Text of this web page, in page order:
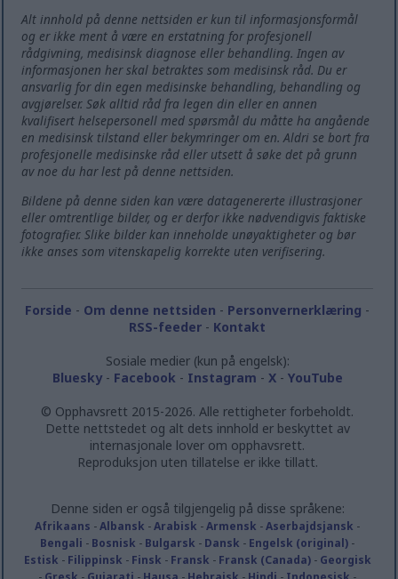
Alt innhold på denne nettsiden er kun til informasjonsformål
og er ikke ment å være en erstatning for profesjonell
rådgivning, medisinsk diagnose eller behandling. Ingen av
informasjonen her skal betraktes som medisinsk råd. Du er
ansvarlig for din egen medisinske behandling, behandling og
avgjørelser. Søk alltid råd fra legen din eller en annen
kvalifisert helsepersonell med spørsmål du måtte ha angående
en medisinsk tilstand eller bekymringer om en. Aldri se bort fra
profesjonelle medisinske råd eller utsett å søke det på grunn
av noe du har lest på denne nettsiden.
Bildene på denne siden kan være datagenererte illustrasjoner
eller omtrentlige bilder, og er derfor ikke nødvendigvis faktiske
fotografier. Slike bilder kan inneholde unøyaktigheter og bør
ikke anses som vitenskapelig korrekte uten verifisering.
Forside - Om denne nettsiden - Personvernerklæring -
RSS-feeder - Kontakt
Sosiale medier (kun på engelsk):
Bluesky- Facebook - Instagram - X- YouTube
© Opphavsrett 2015-2026. Alle rettigheter forbeholdt.
Dette nettstedet og alt dets innhold er beskyttet av
internasjonale lover om opphavsrett.
Reproduksjon uten tillatelse er ikke tillatt.
Denne siden er også tilgjengelig på disse språkene:
Afrikaans -Albansk -Arabisk -Armensk -Aserbajdsjansk -
Bengali - Bosnisk - Bulgarsk - Dansk - Engelsk (original) -
Estisk - Filippinsk - Finsk - Fransk - Fransk (Canada)- Georgisk